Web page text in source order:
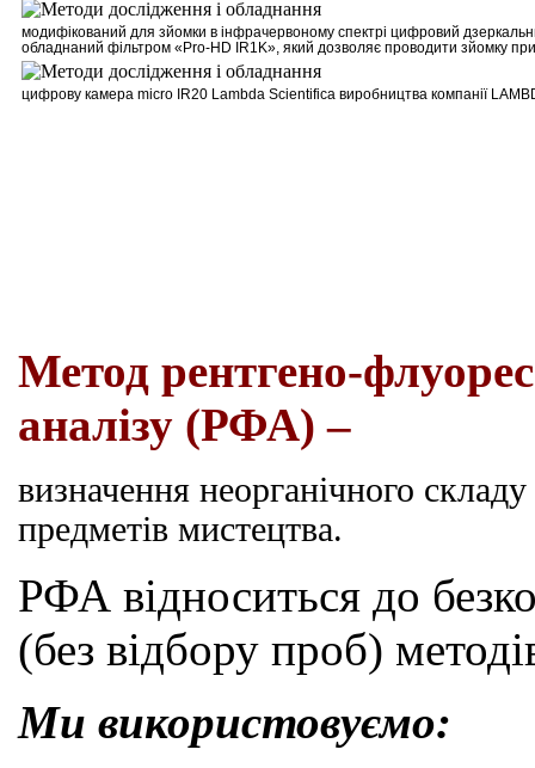
модифікований для зйомки в інфрачервоному спектрі цифровий
обладнаний фільтром «Pro-HD IR1K», який дозволяє проводити зйомку
цифрову камера micro IR20 Lambda Scientifica виробництва компанії
Метод рентгено-
аналізу (РФА) –
визначення неорганічного
предметів мистецтва.
РФА відноситься до
(без відбору проб)
Ми використовуємо: